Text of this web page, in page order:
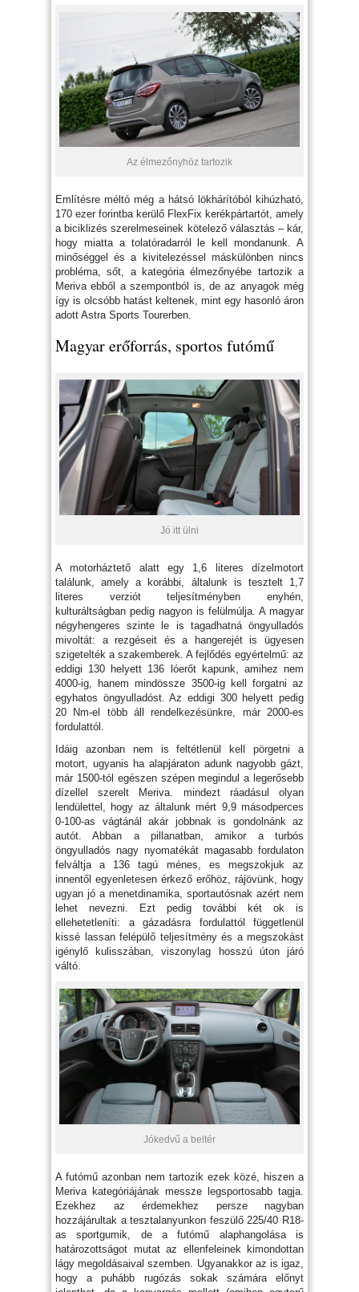
Az élmezőnyhöz tartozik
Említésre méltó még a hátsó lökhárítóból kihúzható,
170 ezer forintba kerülő FlexFix kerékpártartót, amely
a biciklizés szerelmeseinek kötelező választás – kár,
hogy miatta a tolatóradarról le kell mondanunk. A
minőséggel és a kivitelezéssel máskülönben nincs
probléma, sőt, a kategória élmezőnyébe tartozik a
Meriva ebből a szempontból is, de az anyagok még
így is olcsóbb hatást keltenek, mint egy hasonló áron
adott Astra Sports Tourerben.
Magyar erőforrás, sportos futómű
Jó itt ülni
A motorháztető alatt egy 1,6 literes dízelmotort
találunk, amely a korábbi, általunk is tesztelt 1,7
literes verziót teljesítményben enyhén,
kulturáltságban pedig nagyon is felülmúlja. A magyar
négyhengeres szinte le is tagadhatná öngyulladós
mivoltát: a rezgéseit és a hangerejét is ügyesen
szigetelték a szakemberek. A fejlődés egyértelmű: az
eddigi 130 helyett 136 lóerőt kapunk, amihez nem
4000-ig, hanem mindössze 3500-ig kell forgatni az
egyhatos öngyulladóst. Az eddigi 300 helyett pedig
20 Nm-el több áll rendelkezésünkre, már 2000-es
fordulattól.
Idáig azonban nem is feltétlenül kell pörgetni a
motort, ugyanis ha alapjáraton adunk nagyobb gázt,
már 1500-tól egészen szépen megindul a legerősebb
dízellel szerelt Meriva. mindezt ráadásul olyan
lendülettel, hogy az általunk mért 9,9 másodperces
0-100-as vágtánál akár jobbnak is gondolnánk az
autót. Abban a pillanatban, amikor a turbós
öngyulladós nagy nyomatékát magasabb fordulaton
felváltja a 136 tagú ménes, es megszokjuk az
innentől egyenletesen érkező erőhöz, rájövünk, hogy
ugyan jó a menetdinamika, sportautósnak azért nem
lehet nevezni. Ezt pedig további két ok is
ellehetetleníti: a gázadásra fordulattól függetlenül
kissé lassan felépülő teljesítmény és a megszokást
igénylő kulisszában, viszonylag hosszú úton járó
váltó.
Jókedvű a beltér
A futómű azonban nem tartozik ezek közé, hiszen a
Meriva kategóriájának messze legsportosabb tagja.
Ezekhez az érdemekhez persze nagyban
hozzájárultak a tesztalanyunkon feszülő 225/40 R18-
as sportgumik, de a futómű alaphangolása is
határozottságot mutat az ellenfeleinek kimondottan
lágy megoldásaival szemben. Ugyanakkor az is igaz,
hogy a puhább rugózás sokak számára előnyt